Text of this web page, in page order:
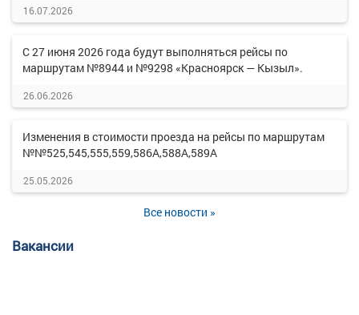
16.07.2026
С 27 июня 2026 года будут выполняться рейсы по
маршрутам №8944 и №9298 «Красноярск — Кызыл».
26.06.2026
Изменения в стоимости проезда на рейсы по маршрутам
№№525,545,555,559,586А,588А,589А
25.05.2026
Все новости »
Вакансии